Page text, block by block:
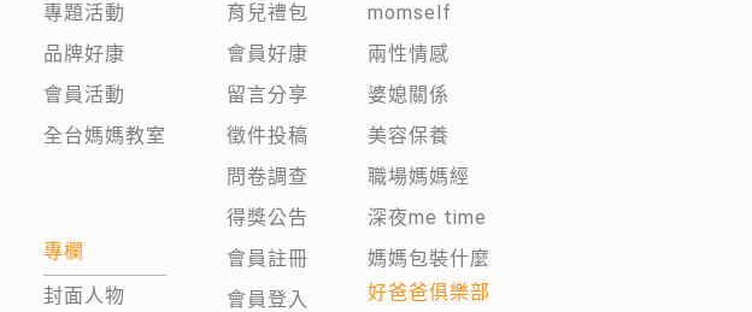
專題活動
品牌好康
會員活動
全台媽媽教室
專欄
封面人物
育兒禮包
會員好康
留言分享
徵件投稿
問卷調查
得獎公告
會員註冊
會員登入
momself
兩性情感
婆媳關係
美容保養
職場媽媽經
深夜me time
媽媽包裝什麼
好爸爸俱樂部